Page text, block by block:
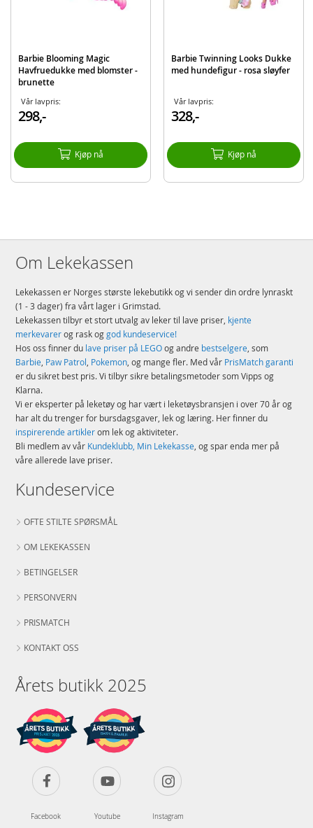
EAN 194735303014
Merke
Barbie Blooming Magic
Havfruedukke med blomster -
brunette
Vår lavpris:
298,-
Kjøp nå
Barbie Twinning Looks Dukke
med hundefigur - rosa sløyfer
Vår lavpris:
328,-
Kjøp nå
Om Lekekassen
Lekekassen er Norges største lekebutikk og vi sender din ordre lynraskt
(1 - 3 dager) fra vårt lager i Grimstad.
Lekekassen tilbyr et stort utvalg av leker til lave priser, kjente
merkevarerog rask oggod kundeservice!
Hos oss finner du lave priser på LEGOog andre bestselgere, som
Barbie, Paw Patrol, Pokemon, og mange fler. Med vår PrisMatch garanti
er du sikret best pris. Vi tilbyr sikre betalingsmetoder som Vipps og
Klarna.
Vi er eksperter på leketøy og har vært i leketøysbransjen i over 70 år og
har alt du trenger for bursdagsgaver, lek og læring. Her finner du
inspirerende artiklerom lek og aktiviteter.
Bli medlem av vår Kundeklubb, Min Lekekasse, og spar enda mer på
våre allerede lave priser.
Kundeservice
OFTE STILTE SPØRSMÅL
OM LEKEKASSEN
BETINGELSER
PERSONVERN
PRISMATCH
KONTAKT OSS
Årets butikk 2025
Facebook Youtube Instagram